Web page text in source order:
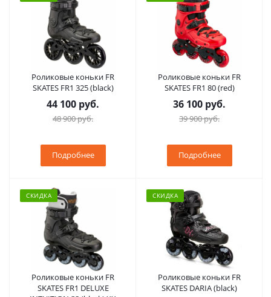
Роликовые коньки FR
SKATES FR1 325 (black)
44 100 руб.
48 900 руб.
Подробнее
Роликовые коньки FR
SKATES FR1 80 (red)
36 100 руб.
39 900 руб.
Подробнее
СКИДКА
Роликовые коньки FR
SKATES FR1 DELUXE
СКИДКА
Роликовые коньки FR
SKATES DARIA (black)